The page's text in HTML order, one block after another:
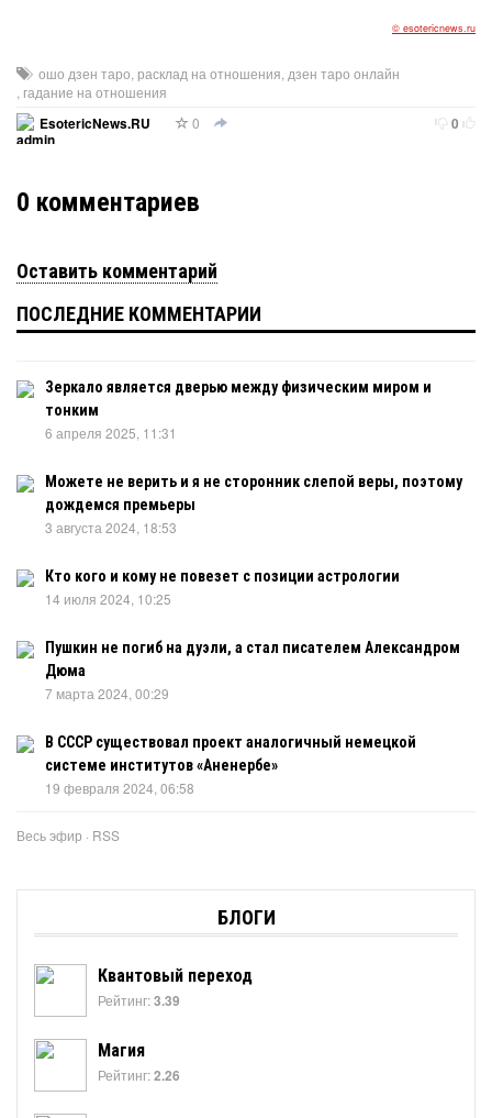
© esotericnews.ru
ошо дзен таро расклад на отношения дзен таро онлайн
гадание на отношения
EsotericNews.RU
0 0
0 комментариев
Оставить комментарий
ПОСЛЕДНИЕ КОММЕНТАРИИ
Зеркало является дверью между физическим миром и
тонким
6 апреля 2025, 11:31
Можете не верить и я не сторонник слепой веры, поэтому
дождемся премьеры
3 августа 2024, 18:53
Кто кого и кому не повезет с позиции астрологии
14 июля 2024, 10:25
Пушкин не погиб на дуэли, а стал писателем Александром
Дюма
7 марта 2024, 00:29
В СССР существовал проект аналогичный немецкой
системе институтов «Аненербе»
19 февраля 2024, 06:58
Весь эфир · RSS
БЛОГИ
Квантовый переход
Рейтинг:3.39
Магия
Рейтинг:2.26